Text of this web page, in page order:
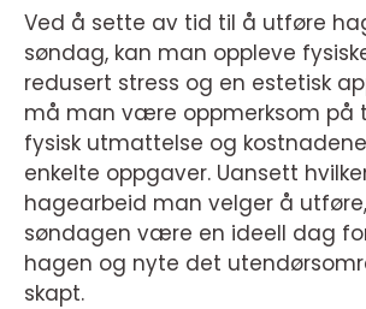
Ved å sette av tid til å utføre
søndag, kan man oppleve
redusert stress og en estetisk
må man være oppmerksom på
fysisk utmattelse og
enkelte oppgaver. Uansett
hagearbeid man velger å
søndagen være en ideell dag
hagen og nyte det
skapt.